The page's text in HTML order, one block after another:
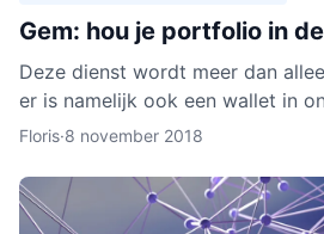
Gem: hou je portfolio in
Deze dienst wordt meer dan
er is namelijk ook een wallet in
wallet gaat verschillende
Floris·8 november 2018